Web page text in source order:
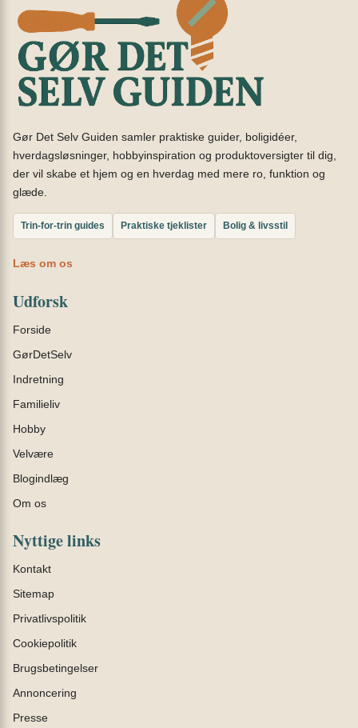
Gør Det Selv Guiden samler praktiske guider, boligidéer,
hverdagsløsninger, hobbyinspiration og produktoversigter til dig,
der vil skabe et hjem og en hverdag med mere ro, funktion og
glæde.
Trin-for-trin guides Praktiske tjeklister Bolig & livsstil
Læs om os
Udforsk
Forside
GørDetSelv
Indretning
Familieliv
Hobby
Velvære
Blogindlæg
Om os
Nyttige links
Kontakt
Sitemap
Privatlivspolitik
Cookiepolitik
Brugsbetingelser
Annoncering
Presse